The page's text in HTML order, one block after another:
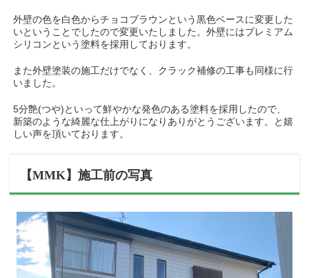
外壁の色を白色からチョコブラウンという黒色ベースに変更した
いということでしたので変更いたしました。外壁にはプレミアム
シリコンという塗料を採用しております。
また外壁塗装の施工だけでなく、クラック補修の工事も同様に行
いました。
5分艶(つや)といって鮮やかな発色のある塗料を採用したので、
新築のような綺麗な仕上がりになりありがとうございます。と嬉
しい声を頂いております。
【MMK】施工前の写真